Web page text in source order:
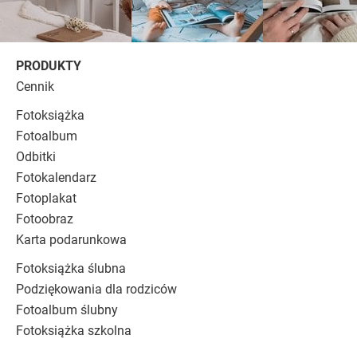
PRODUKTY
Cennik
Fotoksiążka
Fotoalbum
Odbitki
Fotokalendarz
Fotoplakat
Fotoobraz
Karta podarunkowa
Fotoksiążka ślubna
Podziękowania dla rodziców
Fotoalbum ślubny
Fotoksiążka szkolna